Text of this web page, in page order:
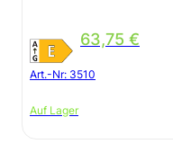
63,75 €
Art.-Nr: 3510
Auf Lager